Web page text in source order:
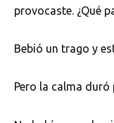
provocaste. ¿Qué
Bebió un trago y
Pero la calma duró